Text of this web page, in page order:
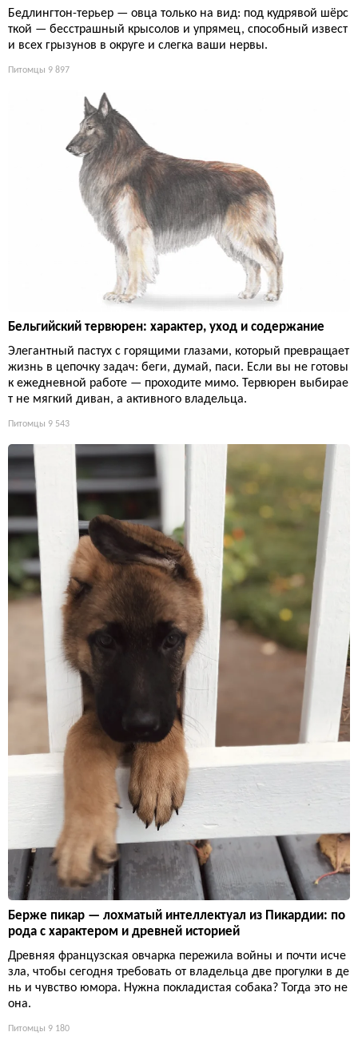
Бедлингтон-терьер — овца только на вид: под кудрявой шёрс
ткой — бесстрашный крысолов и упрямец, способный извест
и всех грызунов в округе и слегка ваши нервы.
Питомцы 9 897
Бельгийский тервюрен: характер, уход и содержание
Элегантный пастух с горящими глазами, который превращает
жизнь в цепочку задач: беги, думай, паси. Если вы не готовы
к ежедневной работе — проходите мимо. Тервюрен выбирае
т не мягкий диван, а активного владельца.
Питомцы 9 543
Берже пикар — лохматый интеллектуал из Пикардии: по
рода с характером и древней историей
Древняя французская овчарка пережила войны и почти исче
зла, чтобы сегодня требовать от владельца две прогулки в де
нь и чувство юмора. Нужна покладистая собака? Тогда это не
она.
Питомцы 9 180